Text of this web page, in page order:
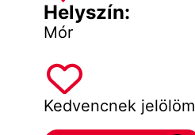
Helyszín:
Mór
Kedvencnek jelölöm